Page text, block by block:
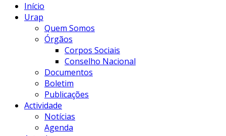
Início
Urap
Quem Somos
Órgãos
Corpos Sociais
Conselho Nacional
Documentos
Boletim
Publicações
Actividade
Notícias
Agenda